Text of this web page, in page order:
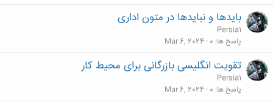
بایدها و نبایدها در متون اداری
Persia1
پاسخ ها 0
Mar 6, 2024
تقویت انگلیسی بازرگانی برای محیط کار
Persia1
پاسخ ها 0
Mar 6, 2024